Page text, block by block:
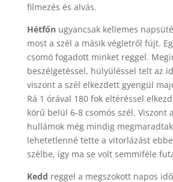
filmezés és alvás.
Hétfőnugyancsak kellemes
most a szél a másik végletről fújt.
csomó fogadott minket reggel.
beszélgetéssel, hülyüléssel telt az
viszont a szél elkezdett gyengül
Rá 1 órával 180 fok eltéréssel
körű belül 6-8 csomós szél. Viszont
hullámok még mindig
lehetetlenné tette a vitorlázást
szélbe, így ma se volt semmiféle
Kedd reggel a megszokott napos